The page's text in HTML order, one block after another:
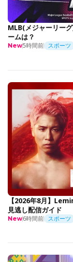
MLB(メジャーリー
ームは？
New5時間前 スポーツ
【2026年8月】
見逃し配信ガイド
New6時間前 スポーツ